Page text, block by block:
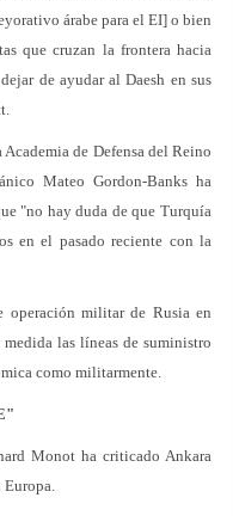
árabe para el EI] o bien
que cruzan la frontera hacia
de ayudar al Daesh en sus
de Defensa del Reino
Mateo Gordon-Banks ha
"no hay duda de que Turquía
en el pasado reciente con la
operación militar de Rusia en
las líneas de suministro
como militarmente.
Monot ha criticado Ankara